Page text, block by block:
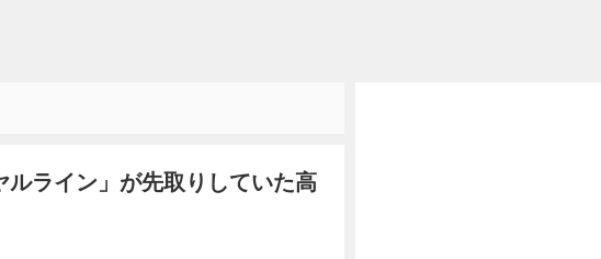
ライン」が先取りしていた高